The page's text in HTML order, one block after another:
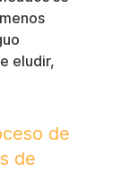
eludir,
de
de